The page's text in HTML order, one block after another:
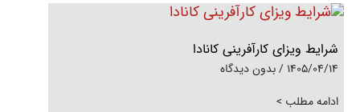
شرایط ویزای کارآفرینی کانادا
1405/04/14
بدون دیدگاه
ادامه مطلب >